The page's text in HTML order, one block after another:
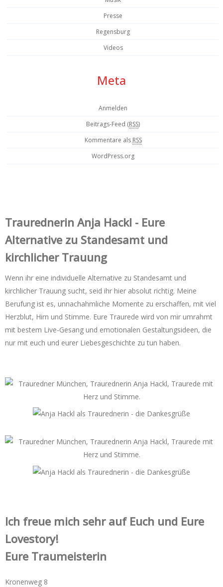
Presse
Regensburg
Videos
Meta
Anmelden
Beitrags-Feed (RSS)
Kommentare als RSS
WordPress.org
Trauredner‌in Anja Hackl - Eure
Alternative zu Standesamt und
kirchlicher Trauung
Wenn ihr eine individuelle Alternative zu Standesamt und
kirchlicher Trauung sucht, seid ihr hier absolut richtig. Meine
Berufung ist es, unnachahmliche Momente zu erschaffen, mit viel
Herzblut, Hirn und Stimme. Eure Traurede wird von mir umrahmt
mit bestem Live-Gesang und emotionalen Gestaltungsideen, die
nur mit euch und eurer Liebesgeschichte zu tun haben.
Ich freue mich sehr auf Euch und Eure
Lovestory!
Eure Traumeisterin
Kronenweg 8